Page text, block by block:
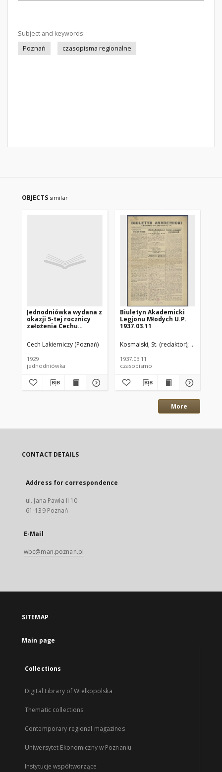
Subject and keywords:
Poznań
czasopisma regionalne
OBJECTS similar
Jednodniówka wydana z
okazji 5-tej rocznicy
założenia Cechu
Poznaniu : 1924-1929.
Cech Lakierniczy (Poznań)
1929
jednodniówka
Biuletyn Akademicki
Legjonu Młodych U.P.
1937.03.11
Kosmalski, St. (redaktor) Oddział
1937.03.11
czasopismo
More
CONTACT DETAILS
Address for correspondence
ul. Jana Pawła II 10
61-139 Poznań
E-Mail
wbc@man.poznan.pl
SITEMAP
Main page
Collections
Digital Library of Wielkopolska
Thematic collections
Contemporary regional magazines
Uniwersytet Ekonomiczny w Poznaniu
Instytucje współtworzące